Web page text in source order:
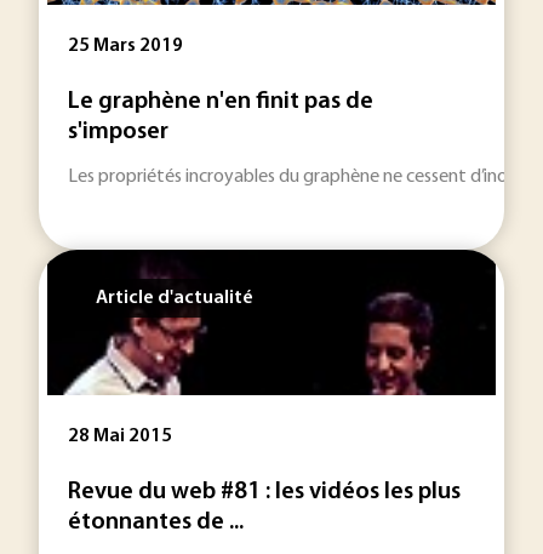
25 Mars 2019
Le graphène n'en finit pas de
s'imposer
Les propriétés incroyables du graphène ne cessent
Article d'actualité
28 Mai 2015
Revue du web #81 : les vidéos les plus
étonnantes de ...